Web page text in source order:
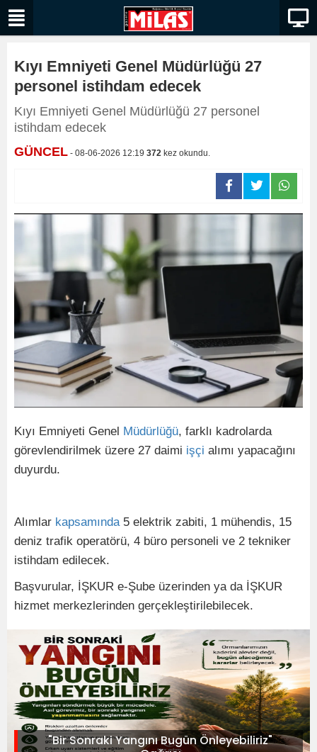
Kıyı Emniyeti Genel Müdürlüğü 27
personel istihdam edecek
Kıyı Emniyeti Genel Müdürlüğü 27 personel
istihdam edecek
GÜNCEL - 08-06-2026 12:19 372 kez okundu.
Kıyı Emniyeti Genel Müdürlüğü, farklı kadrolarda
görevlendirilmek üzere 27 daimi işçi alımı yapacağını
duyurdu.
Alımlar kapsamında 5 elektrik zabiti, 1 mühendis, 15
deniz trafik operatörü, 4 büro personeli ve 2 tekniker
istihdam edilecek.
Başvurular, İŞKUR e-Şube üzerinden ya da İŞKUR
hizmet merkezlerinden gerçekleştirilebilecek.
"Bir Sonraki Yangını Bugün Önleyebiliriz"